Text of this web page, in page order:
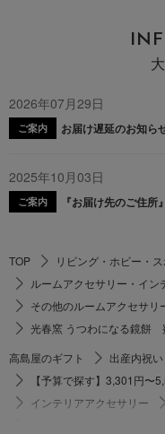
2026年07月29日
ご案内 お届け遅延のお知ら
2025年10月03日
ご案内 『お届け先のご住
TOP リビング・ホビー・
ルームアクセサリー・イン
その他のルームアクセサリ
光春窯 うつわになる鏡餅
高島屋のギフト
出産内祝い
【予算で探す】3,301円〜
インテリアアクセサリー
その他のルームアクセサリ